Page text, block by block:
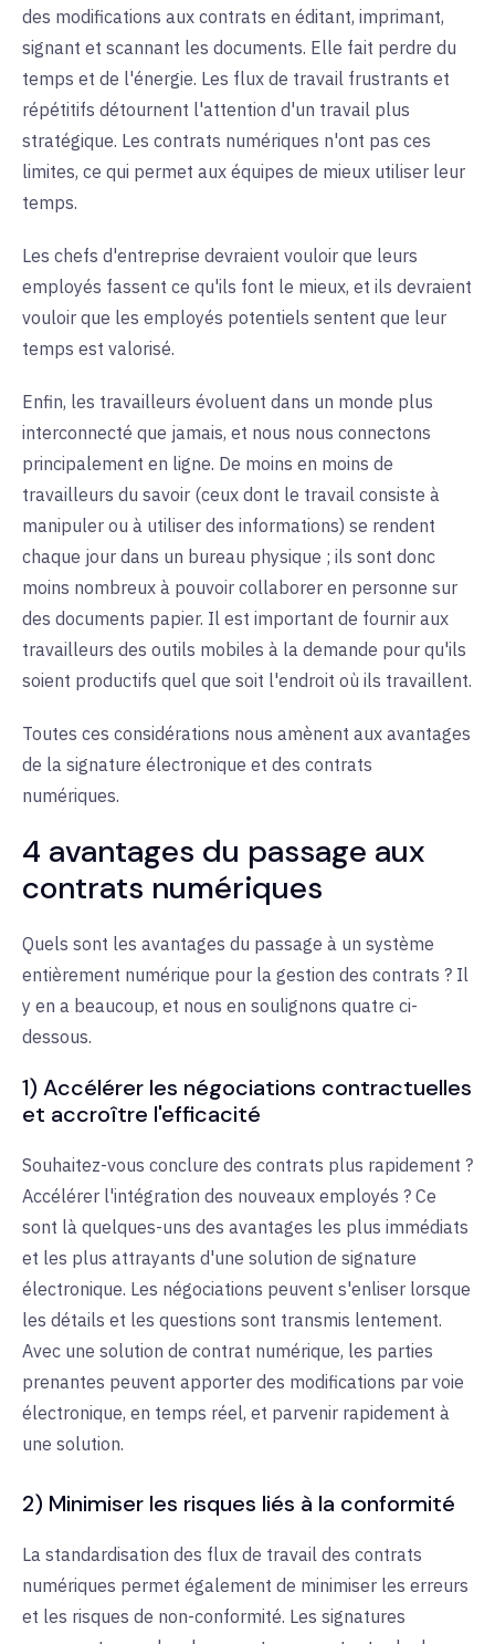
des modifications aux contrats en éditant, imprimant,
signant et scannant les documents. Elle fait perdre du
temps et de l'énergie. Les flux de travail frustrants et
répétitifs détournent l'attention d'un travail plus
stratégique. Les contrats numériques n'ont pas ces
limites, ce qui permet aux équipes de mieux utiliser leur
temps.
Les chefs d'entreprise devraient vouloir que leurs
employés fassent ce qu'ils font le mieux, et ils devraient
vouloir que les employés potentiels sentent que leur
temps est valorisé.
Enfin, les travailleurs évoluent dans un monde plus
interconnecté que jamais, et nous nous connectons
principalement en ligne. De moins en moins de
travailleurs du savoir (ceux dont le travail consiste à
manipuler ou à utiliser des informations) se rendent
chaque jour dans un bureau physique ; ils sont donc
moins nombreux à pouvoir collaborer en personne sur
des documents papier. Il est important de fournir aux
travailleurs des outils mobiles à la demande pour qu'ils
soient productifs quel que soit l'endroit où ils travaillent.
Toutes ces considérations nous amènent aux avantages
de la signature électronique et des contrats
numériques.
4 avantages du passage aux
contrats numériques
Quels sont les avantages du passage à un système
entièrement numérique pour la gestion des contrats ? Il
y en a beaucoup, et nous en soulignons quatre ci-
dessous.
1) Accélérer les négociations contractuelles
et accroître l'efficacité
Souhaitez-vous conclure des contrats plus rapidement ?
Accélérer l'intégration des nouveaux employés ? Ce
sont là quelques-uns des avantages les plus immédiats
et les plus attrayants d'une solution de signature
électronique. Les négociations peuvent s'enliser lorsque
les détails et les questions sont transmis lentement.
Avec une solution de contrat numérique, les parties
prenantes peuvent apporter des modifications par voie
électronique, en temps réel, et parvenir rapidement à
une solution.
2) Minimiser les risques liés à la conformité
La standardisation des flux de travail des contrats
numériques permet également de minimiser les erreurs
et les risques de non-conformité. Les signatures